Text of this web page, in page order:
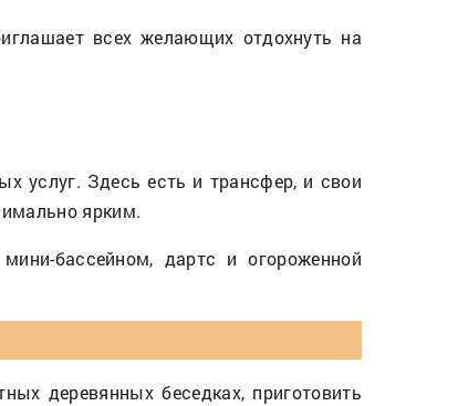
всех желающих отдохнуть на
услуг. Здесь есть и трансфер, и свои
ярким.
бассейном, дартс и огороженной
деревянных беседках, приготовить